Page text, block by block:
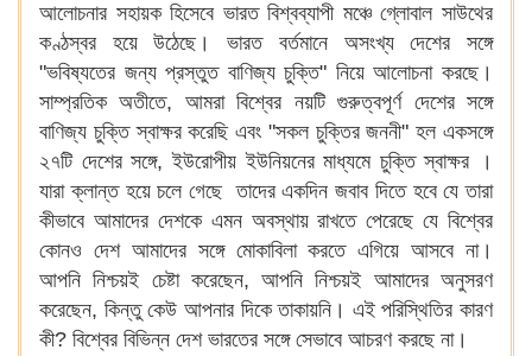
আলোচনার সহায়ক হিসেবে ভারত বিশ্বব্যাপী মঞ্চে গ্লোবাল সাউথের
কণ্ঠস্বর হয়ে উঠেছে। ভারত বর্তমানে অসংখ্য দেশের সঙ্গে
"ভবিষ্যতের জন্য প্রস্তুত বাণিজ্য চুক্তি" নিয়ে আলোচনা করছে।
সাম্প্রতিক অতীতে, আমরা বিশ্বের নয়টি গুরুত্বপূর্ণ দেশের সঙ্গে
বাণিজ্য চুক্তি স্বাক্ষর করেছি এবং "সকল চুক্তির জননী" হল একসঙ্গে
২৭টি দেশের সঙ্গে, ইউরোপীয় ইউনিয়নের মাধ্যমে চুক্তি স্বাক্ষর ।
যারা ক্লান্ত হয়ে চলে গেছে তাদের একদিন জবাব দিতে হবে যে তারা
কীভাবে আমাদের দেশকে এমন অবস্থায় রাখতে পেরেছে যে বিশ্বের
কোনও দেশ আমাদের সঙ্গে মোকাবিলা করতে এগিয়ে আসবে না।
আপনি নিশ্চয়ই চেষ্টা করেছেন, আপনি নিশ্চয়ই আমাদের অনুসরণ
করেছেন, কিন্তু কেউ আপনার দিকে তাকায়নি। এই পরিস্থিতির কারণ
কী? বিশ্বের বিভিন্ন দেশ ভারতের সঙ্গে সেভাবে আচরণ করছে না।